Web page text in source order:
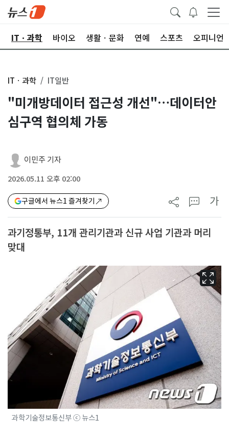
ITㆍ과학 바이오 생활ㆍ문화 연예 스포츠 오피니언
ITㆍ과학 IT일반
"미개방데이터 접근성 개선"…데이터안
심구역 협의체 가동
이민주 기자
2026.05.11 오후 02:00
구글에서 뉴스1 즐겨찾기 가
과기정통부, 11개 관리기관과 신규 사업 기관과 머리
맞대
과학기술정보통신부 ⓒ 뉴스1